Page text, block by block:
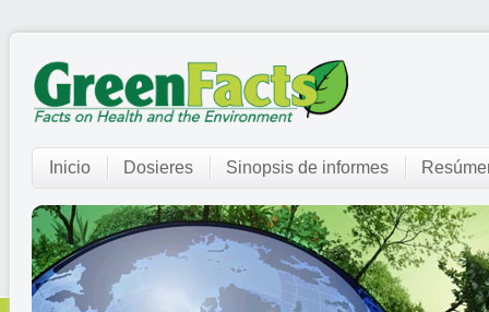
Inicio Dosieres Sinopsis de informes